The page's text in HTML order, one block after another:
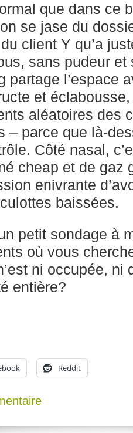
que dans ce
se jase du
client Y qu’a
sans pudeur et
partage l’espace
et
aléatoires des
– parce que là-
Côté nasal,
cheap et de gaz
enivrante
baissées.
petit sondage à
où vous
ni occupée, ni
entière?
Reddit